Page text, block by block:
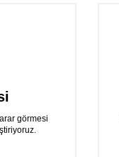
görmesi